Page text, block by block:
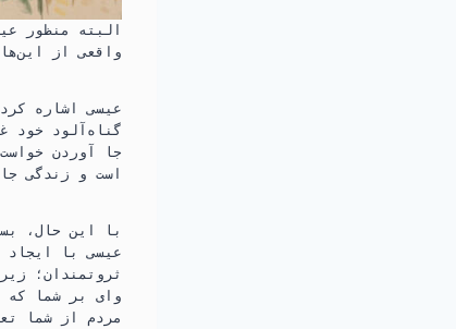
البته منظور
واقعی از
عیسی اشاره
گناه‌آلود خود
جا آوردن
است و زندگی
با این حال،‏
عیسی با ایجاد
ثروتمندان؛‏
وای بر شما که
مردم از شما